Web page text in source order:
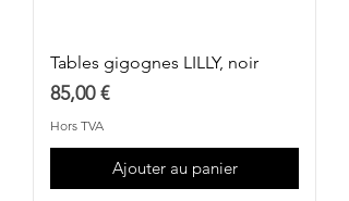
Tables gigognes LILLY, noir
Prix
85,00 €
Hors TVA
Ajouter au panier